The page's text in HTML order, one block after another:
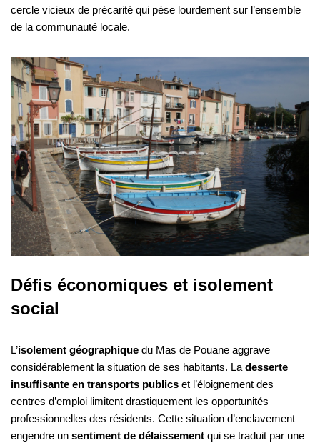
cercle vicieux de précarité qui pèse lourdement sur l’ensemble
de la communauté locale.
Défis économiques et isolement
social
L’isolement géographique du Mas de Pouane aggrave
considérablement la situation de ses habitants. La desserte
insuffisante en transports publics et l’éloignement des
centres d’emploi limitent drastiquement les opportunités
professionnelles des résidents. Cette situation d’enclavement
engendre un sentiment de délaissement qui se traduit par une